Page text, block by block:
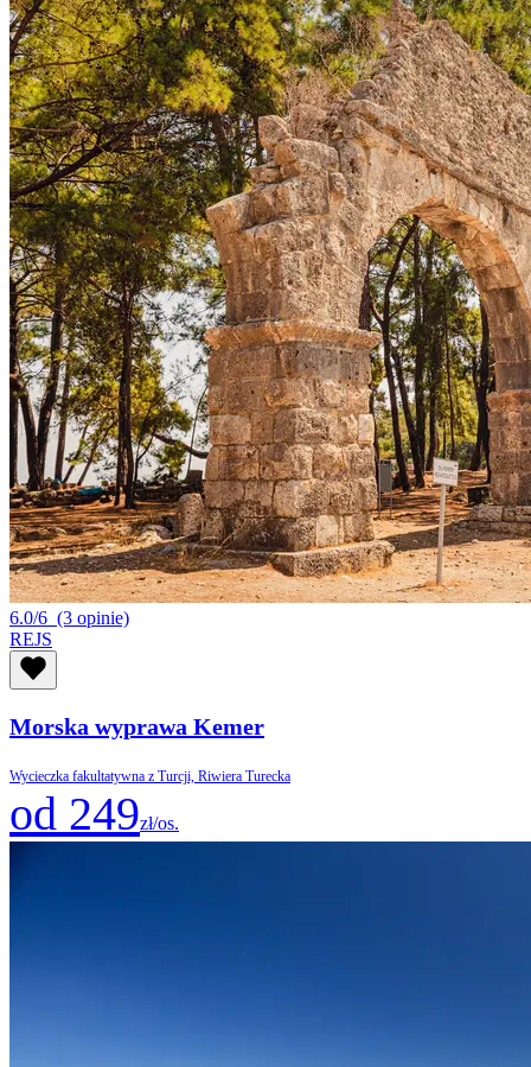
6.0/6 (3 opinie)
REJS
Morska wyprawa Kemer
Wycieczka fakultatywna z Turcji, Riwiera Turecka
od 249zł/os.